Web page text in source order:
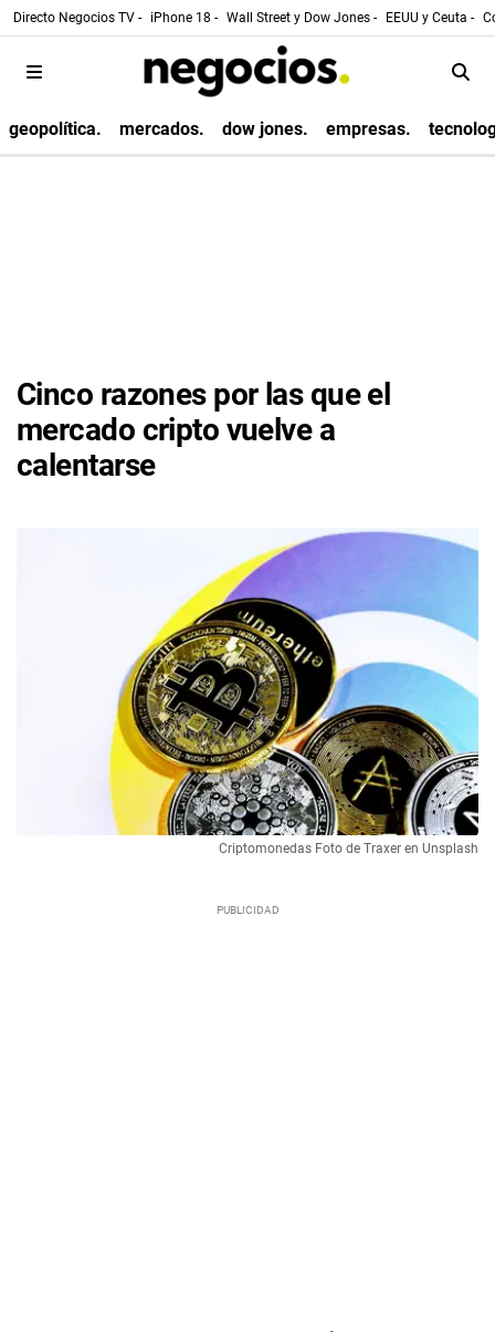
Directo Negocios TV - iPhone 18 - Wall Street y Dow Jones - EEUU y Ceuta -
geopolítica. mercados. dow jones. empresas.
Cinco razones por las que el
mercado cripto vuelve a
calentarse
Criptomonedas Foto de Traxer en Unsplash